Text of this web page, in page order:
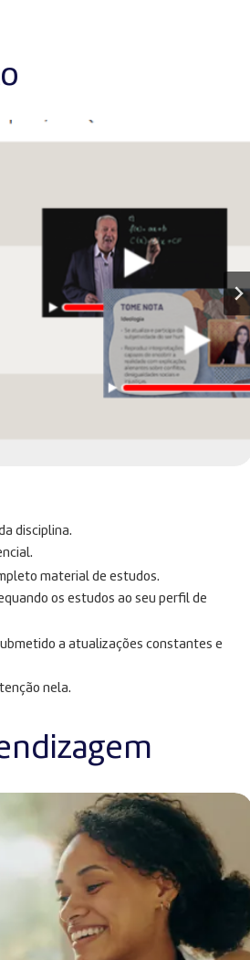
disciplina.
material de estudos.
os estudos ao seu perfil de
a atualizações constantes e
nela.